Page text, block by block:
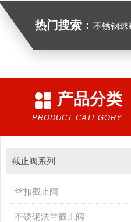
热门搜索： 不锈钢球
产品分类
PRODUCT CATEGORY
截止阀系列
丝扣截止阀
不锈钢法兰截止阀